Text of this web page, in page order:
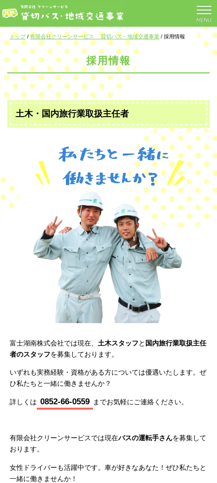
このページの本文へ
現
の
位
置：
トップ/有限会社クリーンサービス 貸切バス・地域交通事業 / 採用情報
採用情報
土木・国内旅行業取扱主任者
富士湖南株式会社では現在、 土木スタッフと 国内旅行業取扱主任
者のスタッフを募集しております。
いずれも実務経験・資格がある方については優遇いたします。ぜ
ひ私たちと一緒に働きませんか？
詳しくは 0852-66-0559 までお気軽にご連絡ください。
有限会社クリーンサービスでは現在バスの運転手さんを募集して
おります。
女性ドライバーも活躍中です。車が好きなあなた！ぜひ私たちと
一緒に働きませんか！